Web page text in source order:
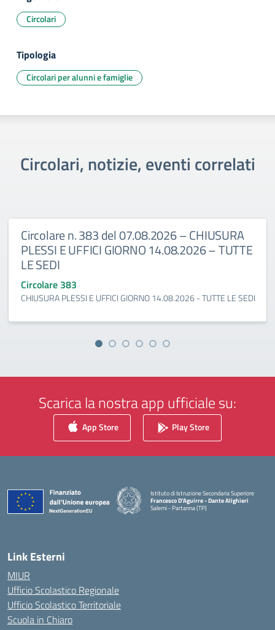
Circolari
Tipologia
Circolari per alunni e famiglie
Circolari, notizie, eventi correlati
Circolare n. 383 del 07.08.2026 – CHIUSURA
PLESSI E UFFICI GIORNO 14.08.2026 – TUTTE
LE SEDI
Circolare 383
CHIUSURA PLESSI E UFFICI GIORNO 14.08.2026 - TUTTE LE SEDI
Scarica la nostra app ufficiale su:
App Store Play Store
Istituto di Istruzione Secondaria Superiore
Francesco D'Aguirre - Dante Alighieri
Salemi - Partanna (TP)
Link Esterni
MIUR
Ufficio Scolastico Regionale
Ufficio Scolastico Territoriale
Scuola in Chiaro